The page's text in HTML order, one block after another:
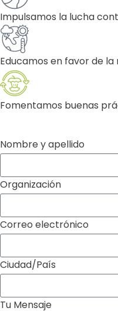
Impulsamos la lucha
Educamos en favor de
Fomentamos buenas
Nombre y apellido
Organización
Correo electrónico
Ciudad/País
Tu Mensaje